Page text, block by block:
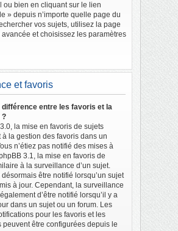
ou bien en cliquant sur le lien
» depuis n’importe quelle page du
vos sujets, utilisez la page
et choisissez les paramètres
et favoris
différence entre les favoris et la
?
la mise en favoris de sujets
à la gestion des favoris dans un
n’étiez pas notifié des mises à
3.1, la mise en favoris de
à la surveillance d’un sujet.
être notifié lorsqu’un sujet
à jour. Cependant, la surveillance
d’être notifié lorsqu’il y a
dans un sujet ou un forum. Les
pour les favoris et les
peuvent être configurées depuis le